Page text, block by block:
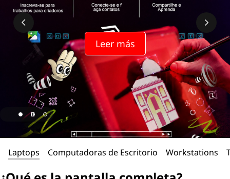
a
c
Leer más
Laptops Computadoras de Escritorio Workstations